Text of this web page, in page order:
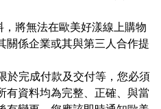
將無法在歐美好漾線上購物
關係企業或其與第三人合作提
於完成付款及交付等，您必須
有資料均為完整、正確、與當